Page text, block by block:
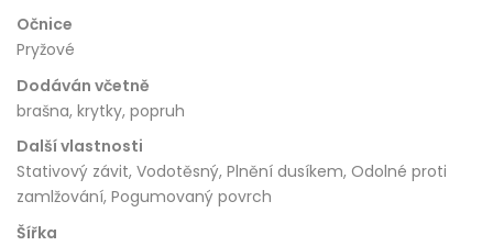
Očnice
Pryžové
Dodáván včetně
brašna, krytky, popruh
Další vlastnosti
Stativový závit, Vodotěsný, Plnění dusíkem, Odolné proti
zamlžování, Pogumovaný povrch
Šířka